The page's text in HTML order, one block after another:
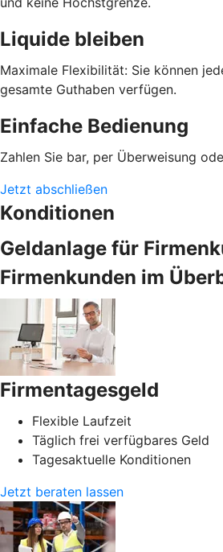
Liquide bleiben
Maximale Flexibilität: Sie können
gesamte Guthaben verfügen.
Einfache Bedienung
Zahlen Sie bar, per Überweisung
Jetzt abschließen
Konditionen
Geldanlage für
Firmenkunden im
Firmentagesgeld
Flexible Laufzeit
Täglich frei verfügbares Geld
Tagesaktuelle Konditionen
Jetzt beraten lassen